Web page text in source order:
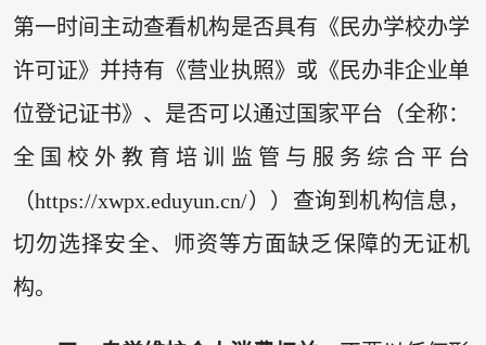
第一时间主动查看机构是否具有《民办学校办学
许可证》并持有《营业执照》或《民办非企业单
位登记证书》、是否可以通过国家平台（全称：
全国校外教育培训监管与服务综合平台
（https://xwpx.eduyun.cn/））查询到机构信息，
切勿选择安全、师资等方面缺乏保障的无证机
构。